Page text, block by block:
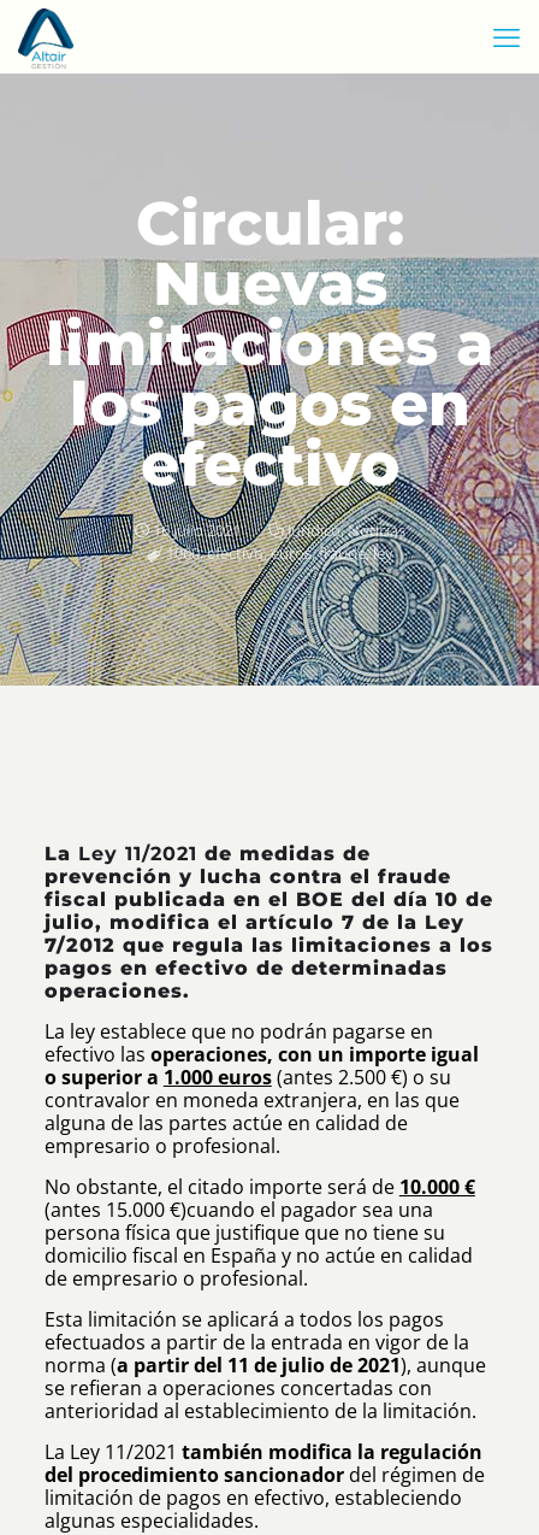
Circular:
Nuevas
limitaciones a
los pagos en
efectivo
16 julio 2021 Jurídico,Noticias
1000,efectivo,euros,fraude,ley
La Ley 11/2021 de medidas de
prevención y lucha contra el fraude
fiscal publicada en el BOE del día 10 de
julio, modifica el artículo 7 de la Ley
7/2012 que regula las limitaciones a los
pagos en efectivo de determinadas
operaciones.
La ley establece que no podrán pagarse en
efectivo las operaciones, con un importe igual
o superior a 1.000 euros(antes 2.500 €) o su
contravalor en moneda extranjera, en las que
alguna de las partes actúe en calidad de
empresario o profesional.
No obstante, el citado importe será de 10.000 €
(antes 15.000 €)cuando el pagador sea una
persona física que justifique que no tiene su
domicilio fiscal en España y no actúe en calidad
de empresario o profesional.
Esta limitación se aplicará a todos los pagos
efectuados a partir de la entrada en vigor de la
norma (a partir del 11 de julio de 2021), aunque
se refieran a operaciones concertadas con
anterioridad al establecimiento de la limitación.
La Ley 11/2021 también modifica la regulación
del procedimiento sancionadordel régimen de
limitación de pagos en efectivo, estableciendo
algunas especialidades.